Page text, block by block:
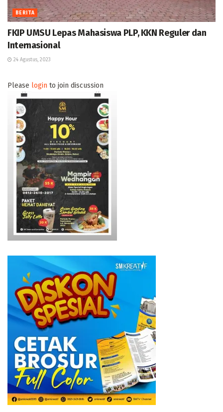
BERITA
FKIP UMSU Lepas Mahasiswa PLP, KKN Reguler dan
Internasional
24 Agustus, 2023
Please login to join discussion